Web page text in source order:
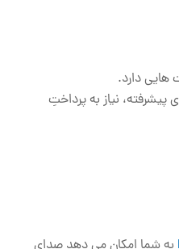
دارد.
نیاز به پرداختِ